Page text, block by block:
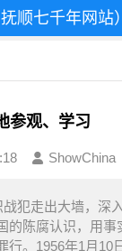
顺七千年网站）
参观、学习
ShowChina
战犯走出大墙，深
的陈腐认识，用
行。1956年1月10